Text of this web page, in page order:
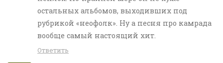
остальных альбомов, выходивших под
рубрикой «неофолк». Ну а песня про камрада
вообще самый настоящий хит.
Ответить